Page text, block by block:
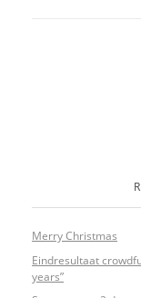
Merry Christmas
Eindresultaat
years”